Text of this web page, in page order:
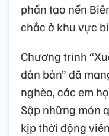
phần tạo nền
chắc ở khu vực
Chương trình
dân bản” đã
nghèo, các em
Sập những món
kịp thời động